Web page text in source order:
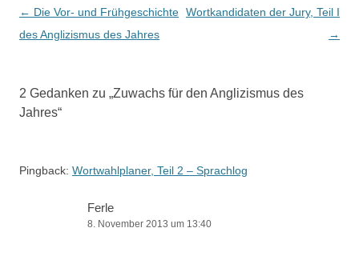
Artikel-Navigation
← Die Vor- und Frühgeschichte
des Anglizismus des Jahres
Wortkandidaten der Jury, Teil I
→
2 Gedanken zu „Zuwachs für den Anglizismus des
Jahres“
Pingback: Wortwahlplaner, Teil 2 – Sprachlog
Ferle
8. November 2013 um 13:40